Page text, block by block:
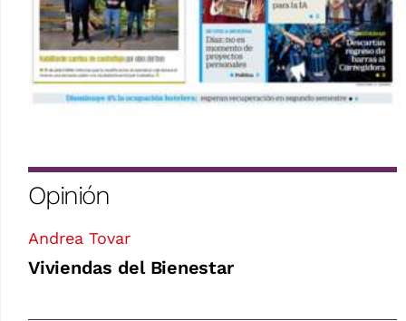
Opinión
Andrea Tovar
Viviendas del Bienestar